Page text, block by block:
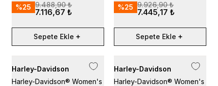
%25 9.488,90 ₺
7.116,67 ₺
Sepete Ekle
%25 9.926,90 ₺
7.445,17 ₺
Sepete Ekle
Harley-Davidson
Harley-Davidson® Women's
Harley-Davidson
Harley-Davidson® Women's